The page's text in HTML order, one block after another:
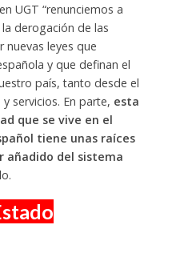
UGT “renunciemos a
derogación de las
leyes que
y que definan el
país, tanto desde el
servicios. En parte, esta
que se vive en el
tiene unas raíces
añadido del sistema